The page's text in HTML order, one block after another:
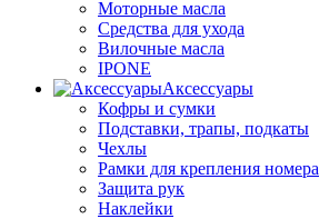
Моторные масла
Средства для ухода
Вилочные масла
IPONE
Аксессуары
Кофры и сумки
Подставки, трапы, подкаты
Чехлы
Рамки для крепления номера
Защита рук
Наклейки